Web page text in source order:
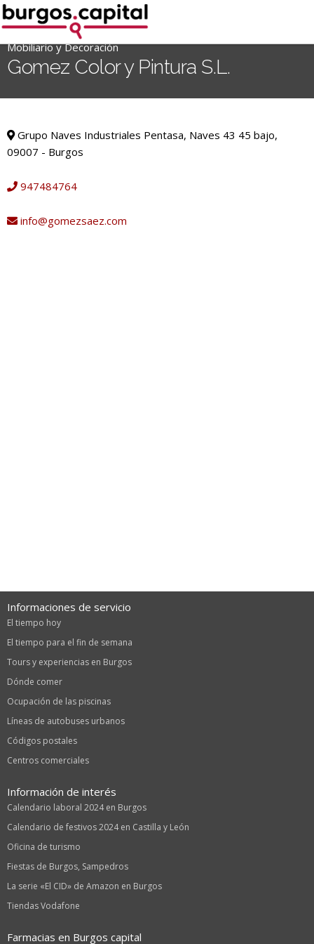
Ir
al
contenido
for:')
Mobiliario y Decoración
Gomez Color y Pintura S.L.
Grupo Naves Industriales Pentasa, Naves 43 45 bajo,
09007 - Burgos
947484764
info@gomezsaez.com
Informaciones de servicio
El tiempo hoy
El tiempo para el fin de semana
Tours y experiencias en Burgos
Dónde comer
Ocupación de las piscinas
Líneas de autobuses urbanos
Códigos postales
Centros comerciales
Información de interés
Calendario laboral 2024 en Burgos
Calendario de festivos 2024 en Castilla y León
Oficina de turismo
Fiestas de Burgos, Sampedros
La serie «El CID» de Amazon en Burgos
Tiendas Vodafone
Farmacias en Burgos capital